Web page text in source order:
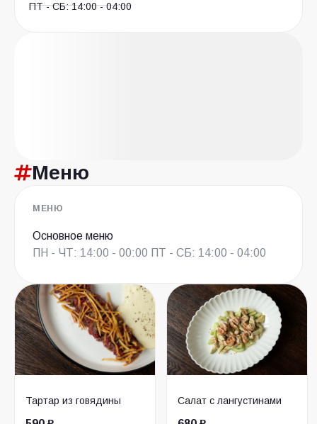
ПТ - СБ: 14:00 - 04:00
Меню
МЕНЮ
Основное меню
ПН - ЧТ: 14:00 - 00:00 ПТ - СБ: 14:00 - 04:00
Тартар из говядины Салат с лангустинами